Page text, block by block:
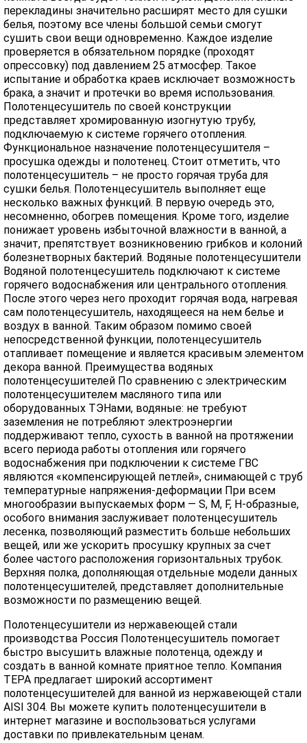
перекладины значительно расширят место для сушки
белья, поэтому все члены большой семьи смогут
сушить свои вещи одновременно. Каждое изделие
проверяется в обязательном порядке (проходят
опрессовку) под давлением 25 атмосфер. Такое
испытание и обработка краев исключает возможность
брака, а значит и протечки во время использования.
Полотенцесушитель по своей конструкции
представляет хромированную изогнутую трубу,
подключаемую к системе горячего отопления.
Функциональное назначение полотенцесушителя –
просушка одежды и полотенец. Стоит отметить, что
полотенцесушитель – не просто горячая труба для
сушки белья. Полотенцесушитель выполняет еще
несколько важных функций. В первую очередь это,
несомненно, обогрев помещения. Кроме того, изделие
понижает уровень избыточной влажности в ванной, а
значит, препятствует возникновению грибков и колоний
болезнетворных бактерий. Водяные полотенцесушители
Водяной полотенцесушитель подключают к системе
горячего водоснабжения или центрального отопления.
После этого через него проходит горячая вода, нагревая
сам полотенцесушитель, находящееся на нем белье и
воздух в ванной. Таким образом помимо своей
непосредственной функции, полотенцесушитель
отапливает помещение и является красивым элементом
декора ванной. Преимущества водяных
полотенцесушителей По сравнению с электрическим
полотенцесушителем масляного типа или
оборудованных ТЭНами, водяные: не требуют
заземления не потребляют электроэнергии
поддерживают тепло, сухость в ванной на протяжении
всего периода работы отопления или горячего
водоснабжения при подключении к системе ГВС
являются «компенсирующей петлей», снимающей с труб
температурные напряжения-деформации При всем
многообразии выпускаемых форм — S, M, F, H-образные,
особого внимания заслуживает полотенцесушитель
лесенка, позволяющий разместить больше небольших
вещей, или же ускорить просушку крупных за счет
более частого расположения горизонтальных трубок.
Верхняя полка, дополняющая отдельные модели данных
полотенцесушителей, представляет дополнительные
возможности по размещению вещей.
Полотенцесушители из нержавеющей стали
производства Россия Полотенцесушитель помогает
быстро высушить влажные полотенца, одежду и
создать в ванной комнате приятное тепло. Компания
ТЕРА предлагает широкий ассортимент
полотенцесушителей для ванной из нержавеющей стали
AISI 304. Вы можете купить полотенцесушители в
интернет магазине и воспользоваться услугами
доставки по привлекательным ценам.